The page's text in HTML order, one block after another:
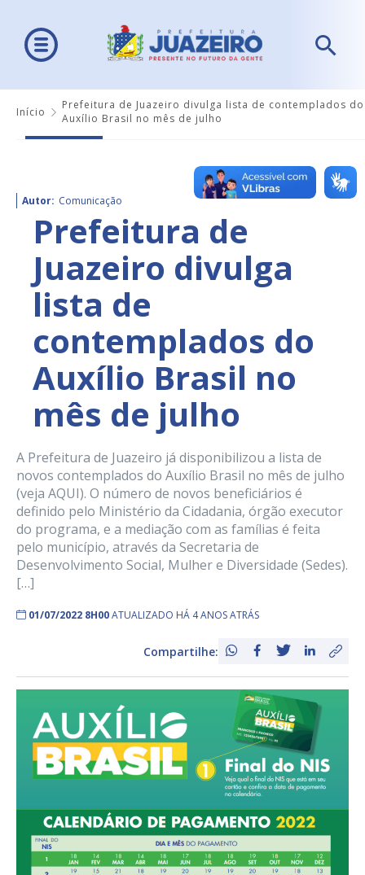
Início
Prefeitura de Juazeiro divulga lista de contemplados do
Auxílio Brasil no mês de julho
Autor: Comunicação
Prefeitura de
Juazeiro divulga
lista de
contemplados do
Auxílio Brasil no
mês de julho
A Prefeitura de Juazeiro já disponibilizou a lista de
novos contemplados do Auxílio Brasil no mês de julho
(veja AQUI). O número de novos beneficiários é
definido pelo Ministério da Cidadania, órgão executor
do programa, e a mediação com as famílias é feita
pelo município, através da Secretaria de
Desenvolvimento Social, Mulher e Diversidade (Sedes).
[…]
01/07/2022 8H00ATUALIZADO HÁ 4 ANOS ATRÁS
Compartilhe: